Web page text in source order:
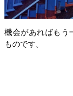
機会があればもう
ものです。